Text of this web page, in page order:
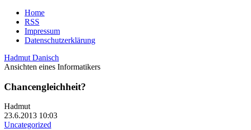
Home
RSS
Impressum
Datenschutzerklärung
Hadmut Danisch
Ansichten eines Informatikers
Chancengleichheit?
Hadmut
23.6.2013 10:03
Uncategorized